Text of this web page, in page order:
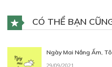
CHƯƠNG 4
11/07/2018CÓ THỂ BẠN
Ngày Mai Nắng Ấm,
29/09/2021